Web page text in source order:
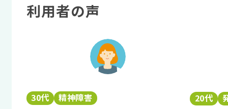
利用者の声
30代 精神障害 20代